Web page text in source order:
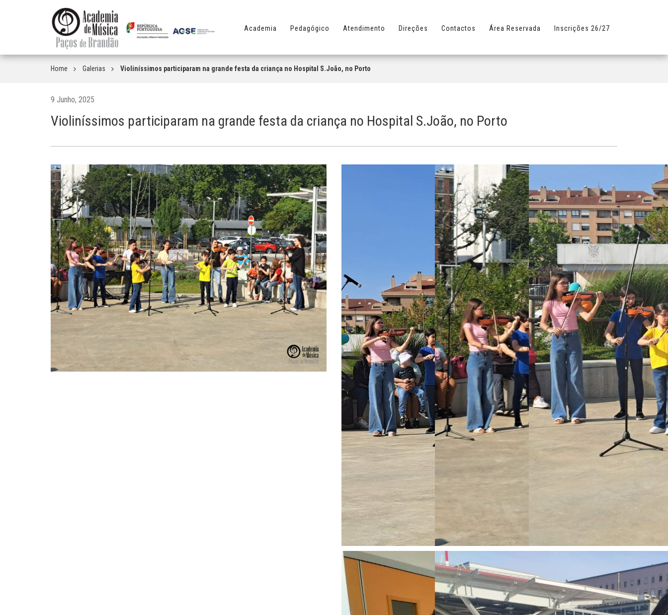
Academia Pedagógico Atendimento Direções Contactos Área Reservada Inscrições 26/27
Home Galerias Violiníssimos participaram na grande festa da criança no Hospital S.João, no Porto
9 Junho, 2025
Violiníssimos participaram na grande festa da criança no Hospital S.João, no Porto